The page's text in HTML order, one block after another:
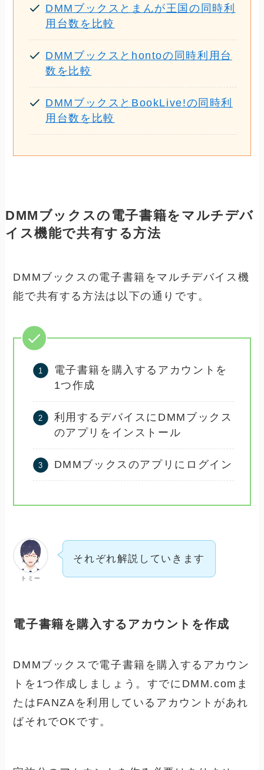
DMMブックスとまんが王国の同時利
用台数を比較
DMMブックスとhontoの同時利用台
数を比較
DMMブックスとBookLive!の同時利
用台数を比較
DMMブックスの電子書籍をマルチデバ
イス機能で共有する方法
DMMブックスの電子書籍をマルチデバイス機
能で共有する方法は以下の通りです。
電子書籍を購入するアカウントを
1つ作成
利用するデバイスにDMMブックス
のアプリをインストール
DMMブックスのアプリにログイン
トミー
それぞれ解説していきます
電子書籍を購入するアカウントを作成
DMMブックスで電子書籍を購入するアカウン
トを1つ作成しましょう。すでにDMM.comま
たはFANZAを利用しているアカウントがあれ
ばそれでOKです。